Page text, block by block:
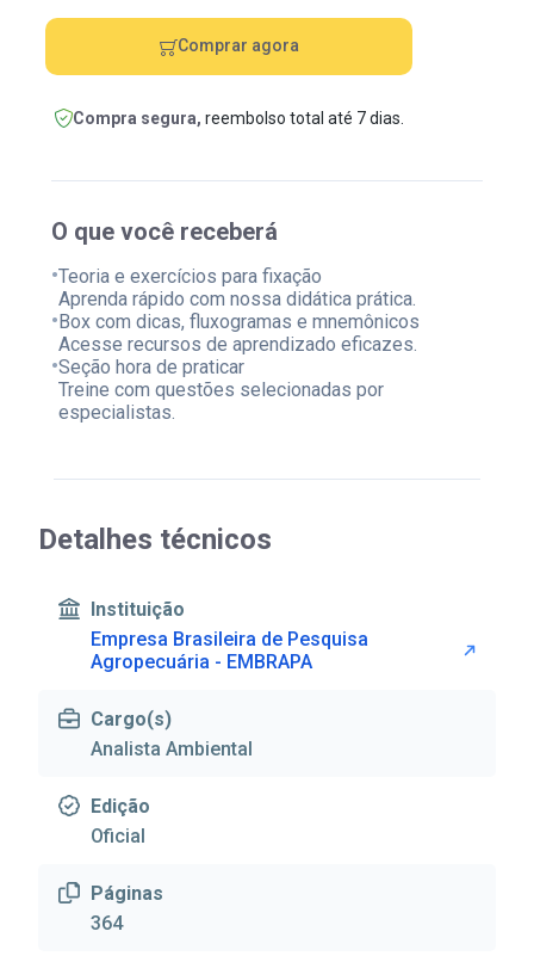
O que você receberá
•Teoria e exercícios para fixação
Aprenda rápido com nossa didática prática.
•Box com dicas, fluxogramas e mnemônicos
Acesse recursos de aprendizado eficazes.
•Seção hora de praticar
Treine com questões selecionadas por
especialistas.
Comprar agora
Compra segura, reembolso total até 7 dias.
Detalhes técnicos
Instituição
Empresa Brasileira de Pesquisa
Agropecuária - EMBRAPA
Cargo(s)
Analista Ambiental
Edição
Oficial
Páginas
364